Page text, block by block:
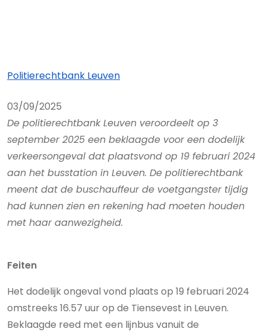
Politierechtbank Leuven
03/09/2025
De politierechtbank Leuven veroordeelt op 3
september 2025 een beklaagde voor een dodelijk
verkeersongeval dat plaatsvond op 19 februari 2024
aan het busstation in Leuven. De politierechtbank
meent dat de buschauffeur de voetgangster tijdig
had kunnen zien en rekening had moeten houden
met haar aanwezigheid.
Feiten
Het dodelijk ongeval vond plaats op 19 februari 2024
omstreeks 16.57 uur op de Tiensevest in Leuven.
Beklaagde reed met een lijnbus vanuit de